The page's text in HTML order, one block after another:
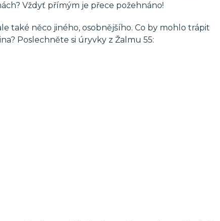
Vždyť přímým je přece požehnáno!
také něco jiného, osobnějšího. Co by mohlo trápit
Poslechněte si úryvky z Žalmu 55: